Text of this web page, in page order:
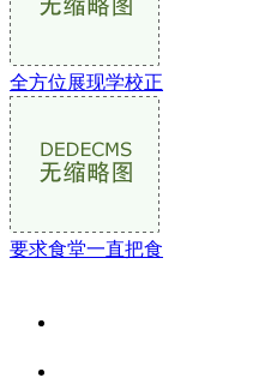
全方位展现学校正
要求食堂一直把食